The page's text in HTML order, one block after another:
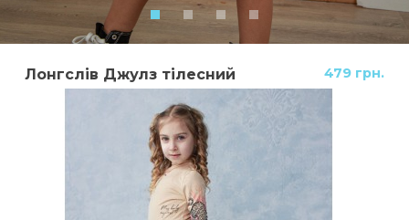
Лонгслів Джулз тілесний 479 грн.